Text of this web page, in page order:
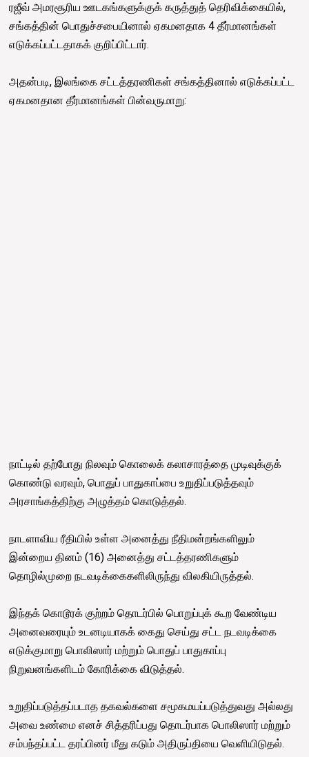
ரஜீவ் அமரசூரிய ஊடகங்களுக்குக் கருத்துத் தெரிவிக்கையில்,
சங்கத்தின் பொதுச்சபையினால் ஏகமனதாக 4 தீர்மானங்கள்
எடுக்கப்பட்டதாகக் குறிப்பிட்டார்.
அதன்படி, இலங்கை சட்டத்தரணிகள் சங்கத்தினால் எடுக்கப்பட்ட
ஏகமனதான தீர்மானங்கள் பின்வருமாறு:
நாட்டில் தற்போது நிலவும் கொலைக் கலாசாரத்தை முடிவுக்குக்
கொண்டு வரவும், பொதுப் பாதுகாப்பை உறுதிப்படுத்தவும்
அரசாங்கத்திற்கு அழுத்தம் கொடுத்தல்.
நாடளாவிய ரீதியில் உள்ள அனைத்து நீதிமன்றங்களிலும்
இன்றைய தினம் (16) அனைத்து சட்டத்தரணிகளும்
தொழில்முறை நடவடிக்கைகளிலிருந்து விலகியிருத்தல்.
இந்தக் கொடூரக் குற்றம் தொடர்பில் பொறுப்புக் கூற வேண்டிய
அனைவரையும் உடனடியாகக் கைது செய்து சட்ட நடவடிக்கை
எடுக்குமாறு பொலிஸார் மற்றும் பொதுப் பாதுகாப்பு
நிறுவனங்களிடம் கோரிக்கை விடுத்தல்.
உறுதிப்படுத்தப்படாத தகவல்களை சமூகமயப்படுத்துவது அல்லது
அவை உண்மை எனச் சித்தரிப்பது தொடர்பாக பொலிஸார் மற்றும்
சம்பந்தப்பட்ட தரப்பினர் மீது கடும் அதிருப்தியை வெளியிடுதல்.